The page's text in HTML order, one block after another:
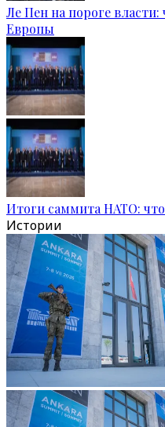
Ле Пен на пороге
Европы
Итоги саммита НАТО:
Истории